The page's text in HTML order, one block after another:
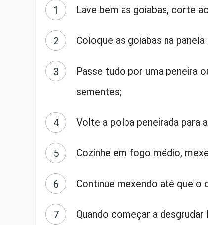
Lave bem as goiabas, corte
Coloque as goiabas na
Passe tudo por uma peneira
sementes;
Volte a polpa peneirada para
Cozinhe em fogo médio,
Continue mexendo até que o
Quando começar a